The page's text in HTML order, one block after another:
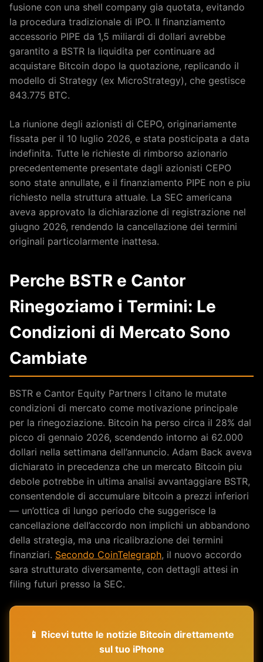
fusione con una shell company gia quotata, evitando
la procedura tradizionale di IPO. Il finanziamento
accessorio PIPE da 1,5 miliardi di dollari avrebbe
garantito a BSTR la liquidita per continuare ad
acquistare Bitcoin dopo la quotazione, replicando il
modello di Strategy (ex MicroStrategy), che gestisce
843.775 BTC.
La riunione degli azionisti di CEPO, originariamente
fissata per il 10 luglio 2026, e stata posticipata a data
indefinita. Tutte le richieste di rimborso azionario
precedentemente presentate dagli azionisti CEPO
sono state annullate, e il finanziamento PIPE non e piu
richiesto nella struttura attuale. La SEC americana
aveva approvato la dichiarazione di registrazione nel
giugno 2026, rendendo la cancellazione dei termini
originali particolarmente inattesa.
Perche BSTR e Cantor
Rinegoziamo i Termini: Le
Condizioni di Mercato Sono
Cambiate
BSTR e Cantor Equity Partners I citano le mutate
condizioni di mercato come motivazione principale
per la rinegoziazione. Bitcoin ha perso circa il 28% dal
picco di gennaio 2026, scendendo intorno ai 62.000
dollari nella settimana dell’annuncio. Adam Back aveva
dichiarato in precedenza che un mercato Bitcoin piu
debole potrebbe in ultima analisi avvantaggiare BSTR,
consentendole di accumulare bitcoin a prezzi inferiori
— un’ottica di lungo periodo che suggerisce la
cancellazione dell’accordo non implichi un abbandono
della strategia, ma una ricalibrazione dei termini
finanziari. Secondo CoinTelegraph, il nuovo accordo
sara strutturato diversamente, con dettagli attesi in
filing futuri presso la SEC.
📱 Ricevi tutte le notizie Bitcoin direttamente
sul tuo iPhone